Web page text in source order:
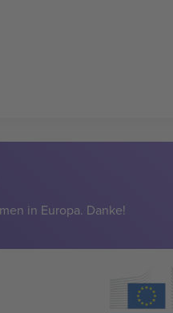
in Europa. Danke!